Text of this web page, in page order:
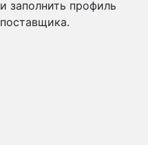
и заполнить профиль
поставщика.